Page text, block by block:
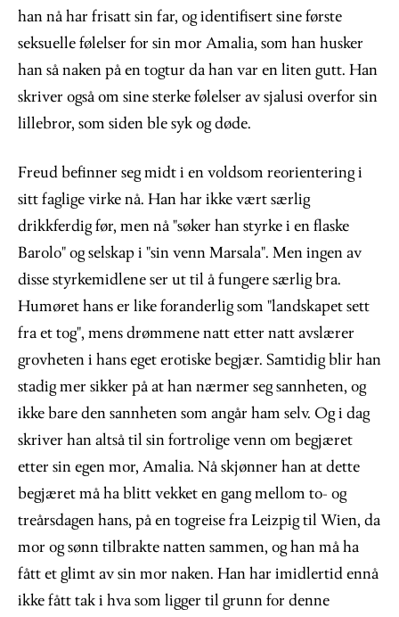
han nå har frisatt sin far, og identifisert sine første
seksuelle følelser for sin mor Amalia, som han husker
han så naken på en togtur da han var en liten gutt. Han
skriver også om sine sterke følelser av sjalusi overfor sin
lillebror, som siden ble syk og døde.
Freud befinner seg midt i en voldsom reorientering i
sitt faglige virke nå. Han har ikke vært særlig
drikkferdig før, men nå "søker han styrke i en flaske
Barolo" og selskap i "sin venn Marsala". Men ingen av
disse styrkemidlene ser ut til å fungere særlig bra.
Humøret hans er like foranderlig som "landskapet sett
fra et tog", mens drømmene natt etter natt avslærer
grovheten i hans eget erotiske begjær. Samtidig blir han
stadig mer sikker på at han nærmer seg sannheten, og
ikke bare den sannheten som angår ham selv. Og i dag
skriver han altså til sin fortrolige venn om begjæret
etter sin egen mor, Amalia. Nå skjønner han at dette
begjæret må ha blitt vekket en gang mellom to- og
treårsdagen hans, på en togreise fra Leizpig til Wien, da
mor og sønn tilbrakte natten sammen, og han må ha
fått et glimt av sin mor naken. Han har imidlertid ennå
ikke fått tak i hva som ligger til grunn for denne